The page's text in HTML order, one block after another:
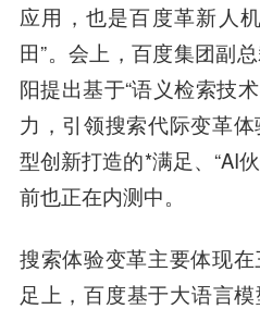
应用，也是百度革新人
田”。会上，百度集团副
阳提出基于“语义检索技
力，引领搜索代际变革
型创新打造的*满足、“AI
前也正在内测中。
搜索体验变革主要体现
足上，百度基于大语言